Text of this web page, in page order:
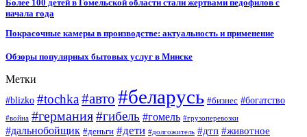
Более 100 детей в Гомельской области стали жертвами педофилов с
начала года
Покрасочные камеры в производстве: актуальность и применение
Обзоры популярных бытовых услуг в Минске
Метки
#blizko #tochka#авто #беларусь #бизнес #богатство
#война #германия#гибель #гомель #грузоперевозки
#дальнобойщик #деньги #дети #долгожитель #дтп #животное